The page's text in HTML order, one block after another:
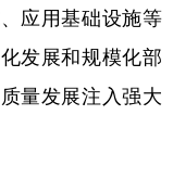
应用基础设施等
发展和规模化部
量发展注入强大